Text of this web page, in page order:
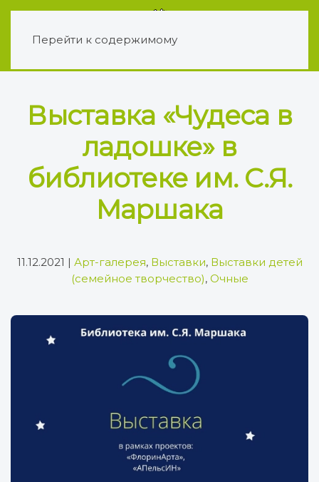
Перейти к содержимому
Выставка «Чудеса в
ладошке» в
библиотеке им. С.Я.
Маршака
11.12.2021 | Арт-галерея, Выставки, Выставки детей
(семейное творчество), Очные